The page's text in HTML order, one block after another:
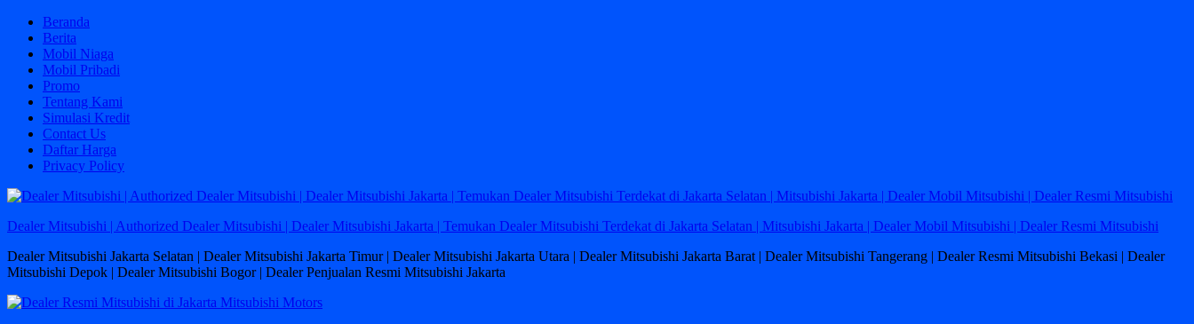
Skip
content
Beranda
Berita
Mobil Niaga
Mobil Pribadi
Promo
Tentang Kami
Simulasi Kredit
Contact Us
Daftar Harga
Privacy Policy
Dealer Mitsubishi | Authorized Dealer Mitsubishi | Dealer Mitsubishi Jakarta | Temukan Dealer Mitsubishi Terdekat di Jakarta Selatan | Mitsubishi Jakarta | Dealer Mobil Mitsubishi | Dealer Resmi Mitsubishi
Dealer Mitsubishi Jakarta Selatan | Dealer Mitsubishi Jakarta Timur | Dealer Mitsubishi Jakarta Utara | Dealer Mitsubishi Jakarta Barat | Dealer Mitsubishi Tangerang | Dealer Resmi Mitsubishi Bekasi | Dealer
Mitsubishi Depok | Dealer Mitsubishi Bogor | Dealer Penjualan Resmi Mitsubishi Jakarta